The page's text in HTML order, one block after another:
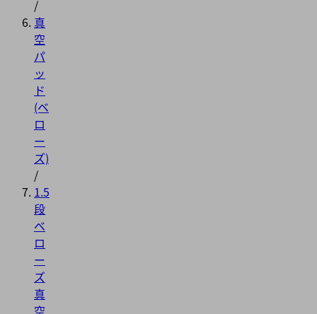
/
真
空
パ
ッ
ド
(ベ
ロ
ー
ズ)
/
1.5
段
ベ
ロ
ー
ズ
真
空